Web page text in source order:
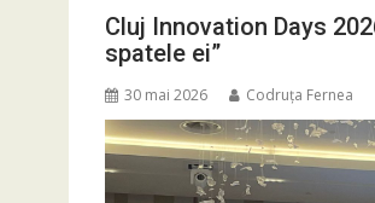
Cluj Innovation Days
spatele ei”
30 mai 2026 Codruța Fernea